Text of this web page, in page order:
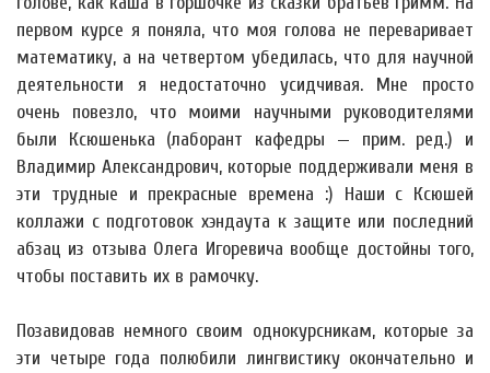
первом курсе я поняла, что моя голова не переваривает
математику, а на четвертом убедилась, что для научной
деятельности я недостаточно усидчивая. Мне просто
очень повезло, что моими научными руководителями
были Ксюшенька (лаборант кафедры — прим. ред.) и
Владимир Александрович, которые поддерживали меня в
эти трудные и прекрасные времена :) Наши с Ксюшей
коллажи с подготовок хэндаута к защите или последний
абзац из отзыва Олега Игоревича вообще достойны того,
чтобы поставить их в рамочку.
Позавидовав немного своим однокурсникам, которые за
эти четыре года полюбили лингвистику окончательно и